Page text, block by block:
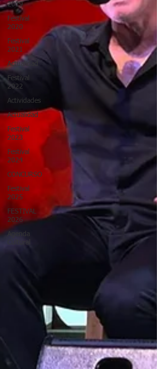
2019
Festival
2020
Festival
2021
Actualidad
Festival
2022
Actividades
Actualidad
Festival
2023
Festival
2024
CONCURSO
Festival
2025
FESTIVAL
2026
Agenda